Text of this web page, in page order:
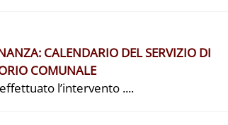
CALENDARIO DEL SERVIZIO DI
COMUNALE
l’intervento ....